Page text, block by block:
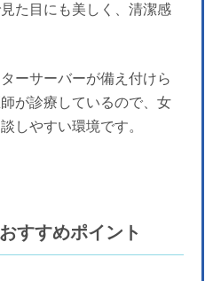
た目にも美しく、清潔感
ーサーバーが備え付けら
が診療しているので、女
しやすい環境です。
すすめポイント